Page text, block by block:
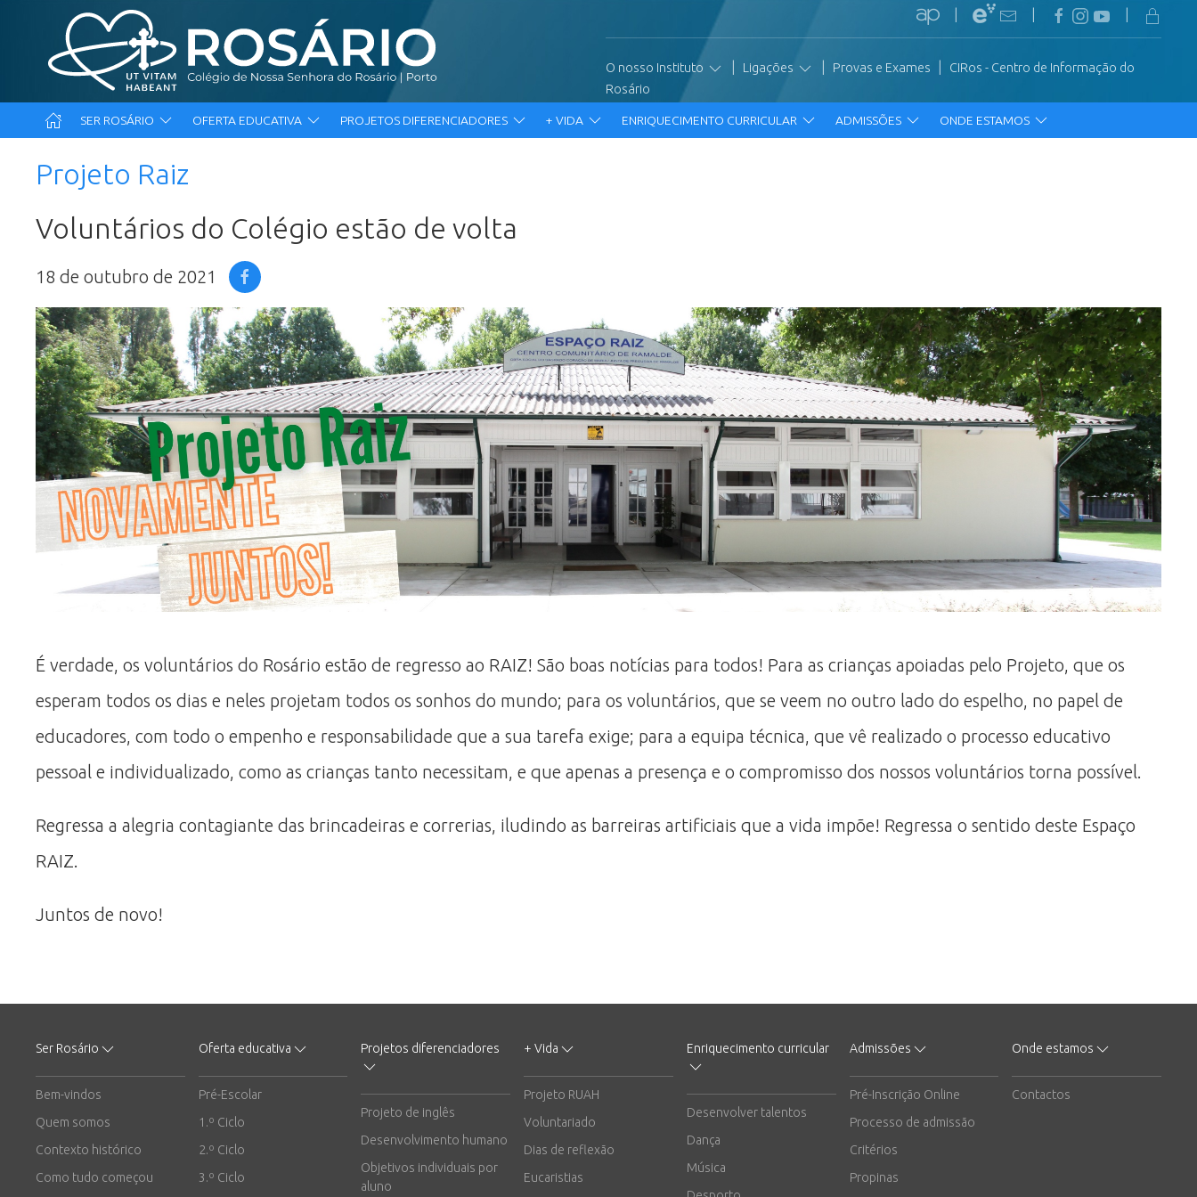
O nosso Instituto Ligações Provas e Exames
CIRos - Centro de Informação do
Rosário
SER ROSÁRIO OFERTA EDUCATIVA PROJETOS DIFERENCIADORES + VIDA ENRIQUECIMENTO CURRICULAR ADMISSÕES ONDE ESTAMOS
Projeto Raiz
Voluntários do Colégio estão de volta
18 de outubro de 2021
É verdade, os voluntários do Rosário estão de regresso ao RAIZ! São boas notícias para todos! Para as crianças apoiadas pelo Projeto, que os
esperam todos os dias e neles projetam todos os sonhos do mundo; para os voluntários, que se veem no outro lado do espelho, no papel de
educadores, com todo o empenho e responsabilidade que a sua tarefa exige; para a equipa técnica, que vê realizado o processo educativo
pessoal e individualizado, como as crianças tanto necessitam, e que apenas a presença e o compromisso dos nossos voluntários torna possível.
Regressa a alegria contagiante das brincadeiras e correrias, iludindo as barreiras artificiais que a vida impõe! Regressa o sentido deste Espaço
RAIZ.
Juntos de novo!
Ser Rosário
Bem-vindos
Quem somos
Contexto histórico
Como tudo começou
Oferta educativa
Pré-Escolar
1.º Ciclo
2.º Ciclo
3.º Ciclo
Projetos diferenciadores
Projeto de inglês
Desenvolvimento humano
Objetivos individuais por
aluno
+ Vida
Projeto RUAH
Voluntariado
Dias de reflexão
Eucaristias
Enriquecimento curricular
Desenvolver talentos
Dança
Música
Admissões
Pré-Inscrição Online
Processo de admissão
Critérios
Propinas
Onde estamos
Contactos